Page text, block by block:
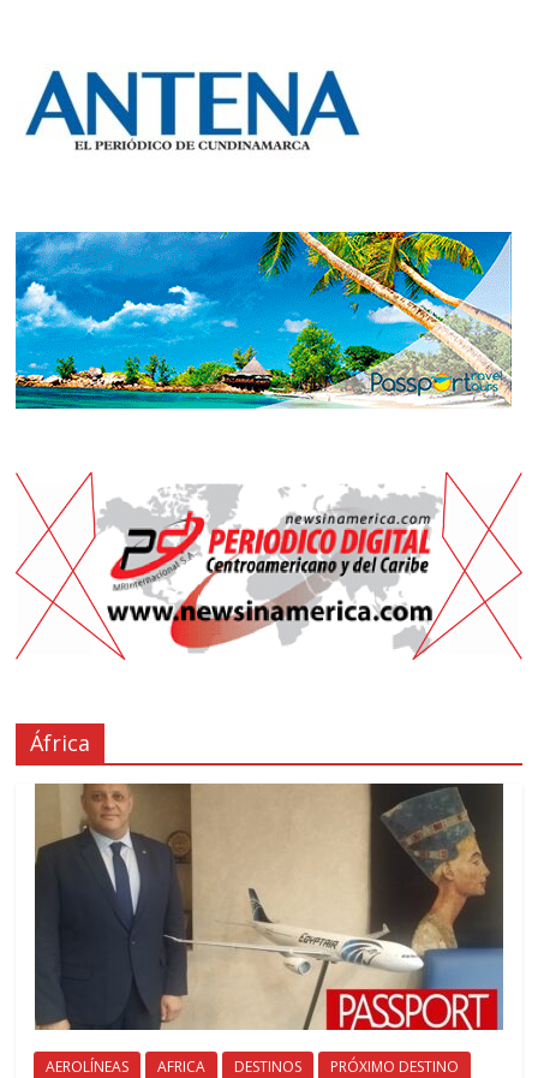
África
AEROLÍNEAS AFRICA DESTINOS PRÓXIMO DESTINO